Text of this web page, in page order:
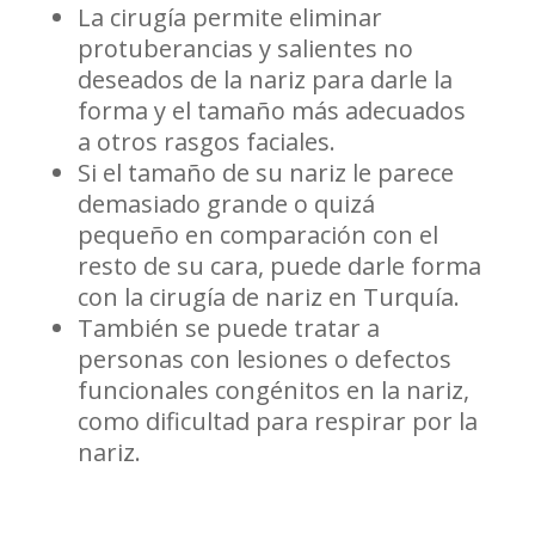
La cirugía permite eliminar
protuberancias y salientes no
deseados de la nariz para darle la
forma y el tamaño más adecuados
a otros rasgos faciales.
Si el tamaño de su nariz le parece
demasiado grande o quizá
pequeño en comparación con el
resto de su cara, puede darle forma
con la cirugía de nariz en Turquía.
También se puede tratar a
personas con lesiones o defectos
funcionales congénitos en la nariz,
como dificultad para respirar por la
nariz.